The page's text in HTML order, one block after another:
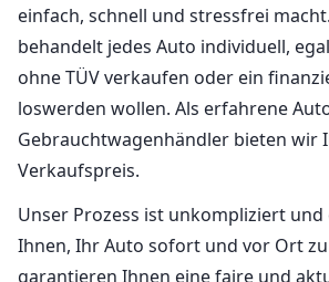
einfach, schnell und stressfrei
behandelt jedes Auto individuell,
ohne TÜV verkaufen oder ein
loswerden wollen. Als erfahrene
Gebrauchtwagenhändler bieten wir
Verkaufspreis.
Unser Prozess ist unkompliziert
Ihnen, Ihr Auto sofort und vor Ort
garantieren Ihnen eine faire und